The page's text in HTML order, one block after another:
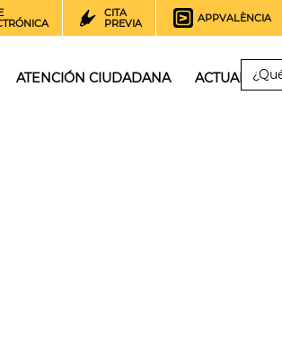
CITA
PREVIA
APPVALÈNCIA
ATENCIÓN CIUDADANA ACTUALIDAD